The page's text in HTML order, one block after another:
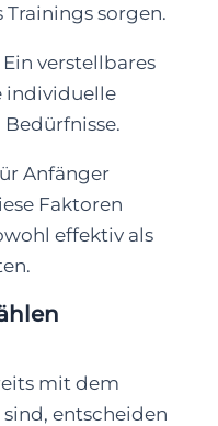
sorgen.
Ein verstellbares
individuelle
Anfänger
Faktoren
effektiv als
mit dem
entscheiden